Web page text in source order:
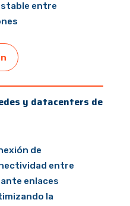
entre
y datacenters de
de
entre
enlaces
la